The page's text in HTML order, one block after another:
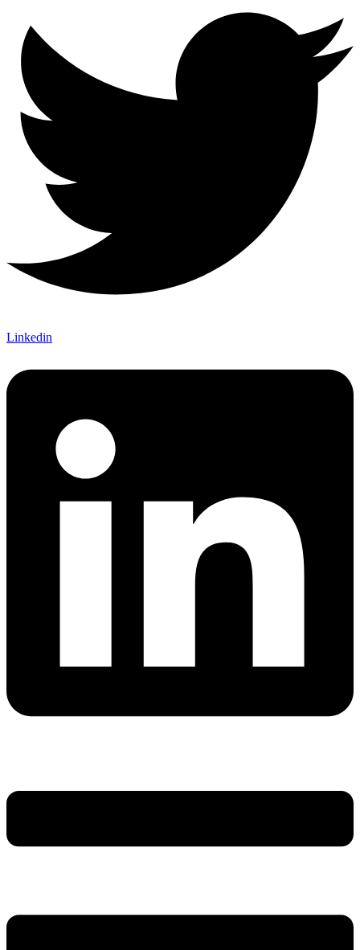
Linkedin